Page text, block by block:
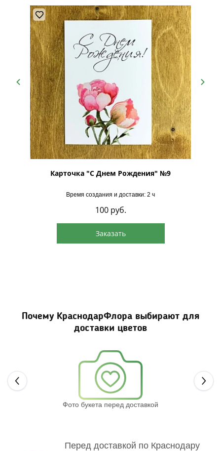
Карточка "С Днем Рождения" №9
Время создания и доставки: 2 ч
100 руб.
Заказать
Почему КраснодарФлора выбирают для
доставки цветов
Фото букета перед доставкой
Перед доставкой по Краснодару